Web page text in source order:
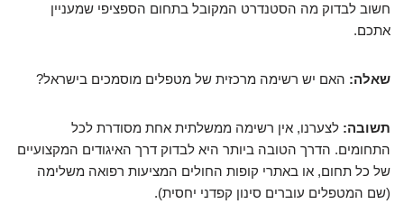
חשוב לבדוק מה הסטנדרט המקובל בתחום הספציפי שמעניין
אתכם.
שאלה: האם יש רשימה מרכזית של מטפלים מוסמכים בישראל?
תשובה: לצערנו, אין רשימה ממשלתית אחת מסודרת לכל
התחומים. הדרך הטובה ביותר היא לבדוק דרך האיגודים המקצועיים
של כל תחום, או באתרי קופות החולים המציעות רפואה משלימה
(שם המטפלים עוברים סינון קפדני יחסית).